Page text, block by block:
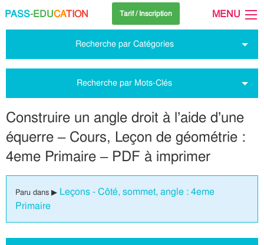
PASS-EDUCATION Tarif / Inscription MENU
Recherche par Catégories
Recherche par Mots-Clés
Construire un angle droit à l’aide d’une
équerre – Cours, Leçon de géométrie :
4eme Primaire – PDF à imprimer
Paru dans ▶ Leçons - Côté, sommet, angle : 4eme
Primaire